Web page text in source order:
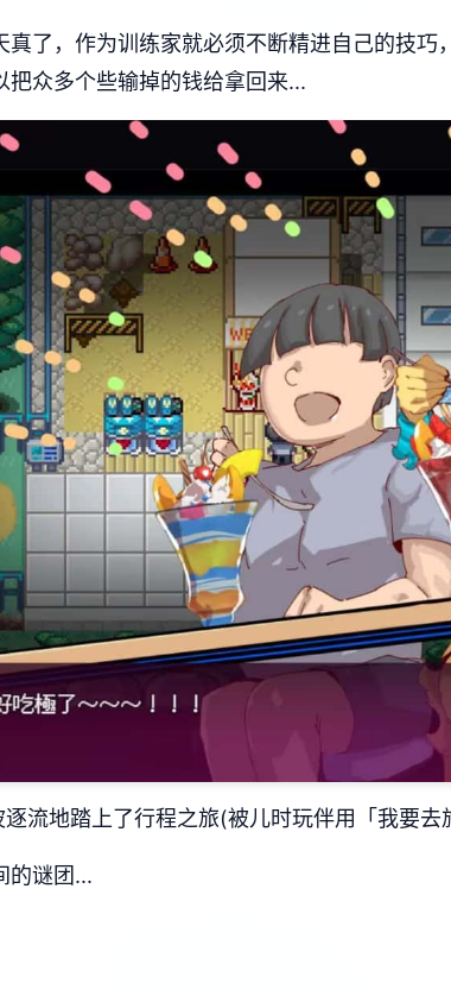
了，作为训练家就必须不断精进自己的技
众多个些输掉的钱给拿回来...
流地踏上了行程之旅(被儿时玩伴用「我要去
的谜团...